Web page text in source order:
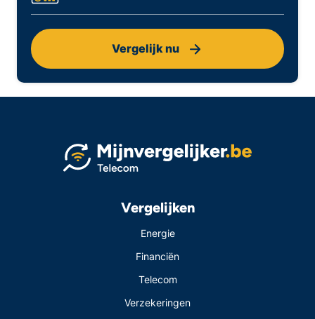
Vergelijk nu
Vergelijken
Energie
Financiën
Telecom
Verzekeringen